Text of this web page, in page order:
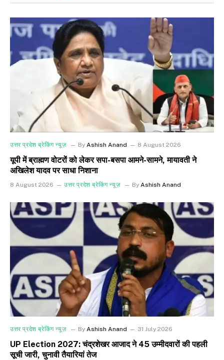
उत्तर प्रदेश ब्रेकिंग न्यूज़ By Ashish Anand 8 August 2026
यूपी में ब्राह्मण वोटरों को लेकर सपा-बसपा आमने-सामने, मायावती ने
अखिलेश यादव पर साधा निशाना
8 August 2026 उत्तर प्रदेश ब्रेकिंग न्यूज़ By Ashish Anand
उत्तर प्रदेश ब्रेकिंग न्यूज़ By Ashish Anand 31 July 2026
UP Election 2027: चंद्रशेखर आजाद ने 45 उम्मीदवारों की पहली
सूची जारी, चुनावी तैयारियां तेज